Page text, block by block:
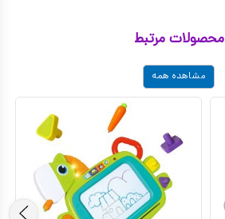
محصولات مرتبط
مشاهده همه